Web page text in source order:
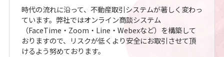
時代の流れに沿って、不動産取引システムが著しく変わっ
ています。弊社ではオンライン商談システム
（FaceTime・Zoom・Line・Webexなど）を構築して
おりますので、リスクが低くより安全にお取引させて頂
けるよう努めております。